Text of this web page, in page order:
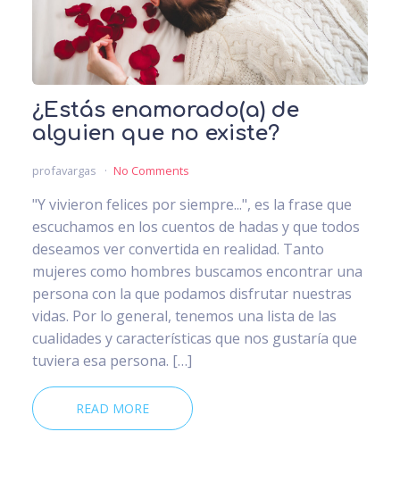
¿Estás enamorado(a) de
alguien que no existe?
profavargas No Comments
"Y vivieron felices por siempre...", es la frase que
escuchamos en los cuentos de hadas y que todos
deseamos ver convertida en realidad. Tanto
mujeres como hombres buscamos encontrar una
persona con la que podamos disfrutar nuestras
vidas. Por lo general, tenemos una lista de las
cualidades y características que nos gustaría que
tuviera esa persona. […]
READ MORE